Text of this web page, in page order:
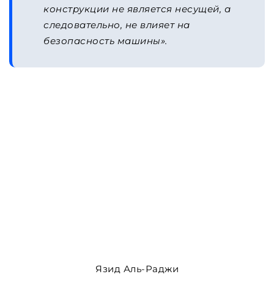
конструкции не является несущей, а
следовательно, не влияет на
безопасность машины».
Язид Аль-Раджи